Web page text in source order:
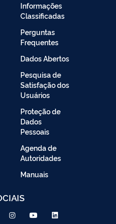
Informações
Classificadas
Perguntas
Frequentes
Dados Abertos
Pesquisa de
Satisfação dos
Usuários
Proteção de
Dados
Pessoais
Agenda de
Autoridades
Manuais